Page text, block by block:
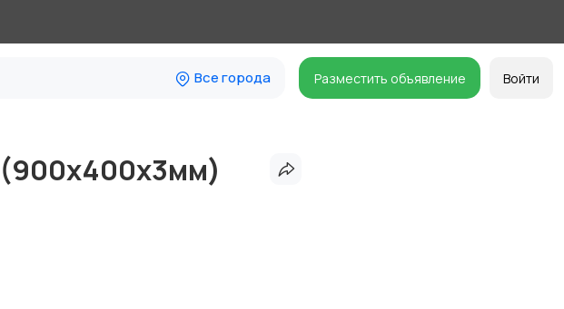
Все города Разместить объявление Войти
(900х400х3мм)